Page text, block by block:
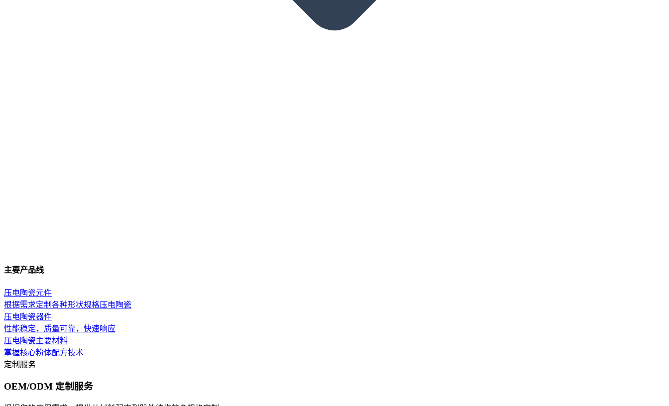
主要产品线
压电陶瓷元件
根据需求定制各种形状规格压电陶瓷
压电陶瓷器件
性能稳定，质量可靠，快速响应
压电陶瓷主要材料
掌握核心粉体配方技术
定制服务
OEM/ODM 定制服务